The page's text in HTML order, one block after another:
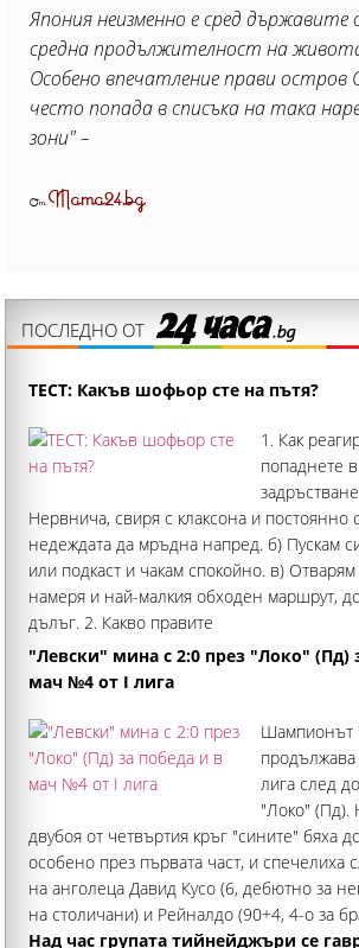
Япония неизменно е сред държавите
средна продължителност на
Особено впечатление прави остров
често попада в списъка на така
зони" –
ОтMama24.bg
ПОСЛЕДНО ОТ
ТЕСТ: Какъв шофьор сте на пътя?
1. Как
попаднете
Нервнича, свиря с клаксона и постоянно
недеждата да мръдна напред. б) Пускам
или подкаст и чакам спокойно. в) Отварям
намеря и най-малкия обходен маршрут,
дълъг. 2. Какво правите
"Левски" мина с 2:0 през "Локо" (Пд)
мач №4 от I лига
Шампионът
лига след
"Локо" (Пд).
двубоя от четвъртия кръг "сините" бяха
особено през първата част, и спечелиха
на анголеца Давид Кусо (6, дебютно за
на столичани) и Рейналдо (90+4, 4-о за
Над час групата тийнейджъри се